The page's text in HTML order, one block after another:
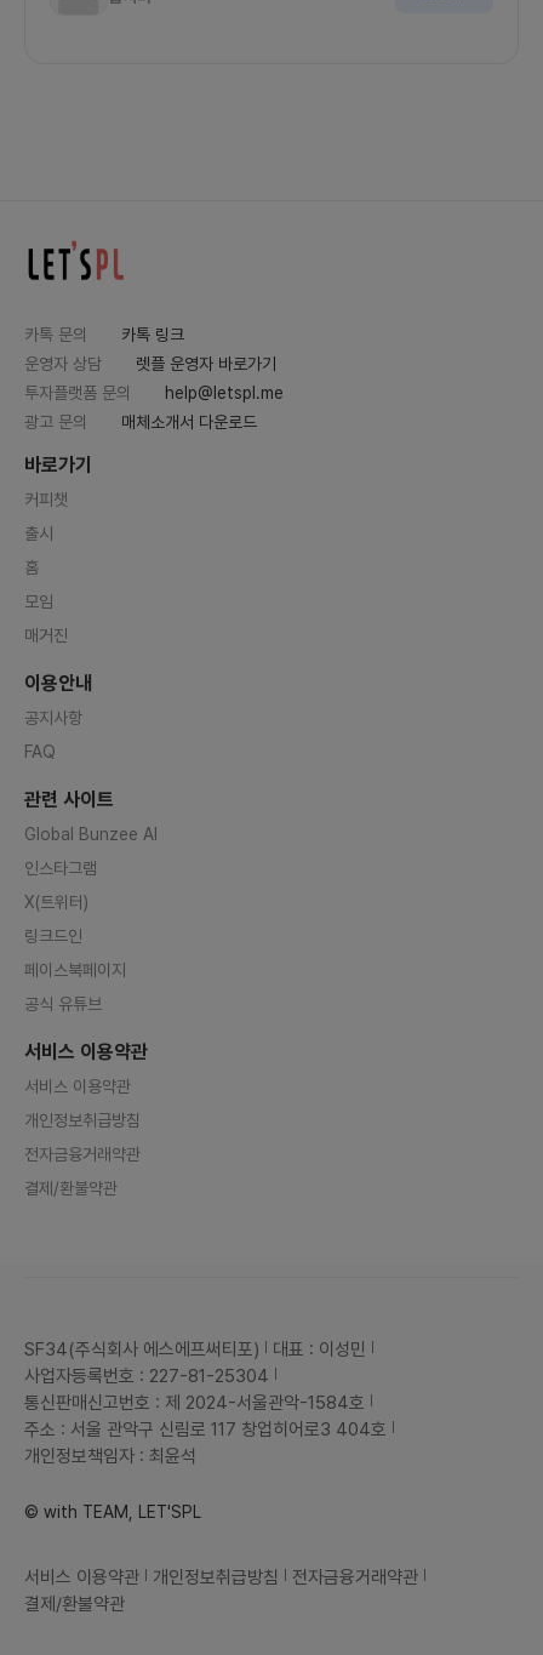
카톡 문의
카톡 링크
운영자 상담
렛플 운영자 바로가기
투자플랫폼 문의
help@letspl.me
광고 문의
매체소개서 다운로드
바로가기
커피챗
출시
홈
모임
매거진
이용안내
공지사항
FAQ
관련 사이트
Global Bunzee AI
인스타그램
X(트위터)
링크드인
페이스북페이지
공식 유튜브
서비스 이용약관
서비스 이용약관
개인정보취급방침
전자금융거래약관
결제/환불약관
SF34(주식회사 에스에프써티포)
대표 : 이성민
사업자등록번호 : 227-81-25304
통신판매신고번호 : 제 2024-서울관악-1584호
주소 : 서울 관악구 신림로 117 창업히어로3 404호
개인정보책임자 : 최윤석
© with TEAM, LET'SPL
서비스 이용약관 개인정보취급방침
전자금융거래약관
결제/환불약관